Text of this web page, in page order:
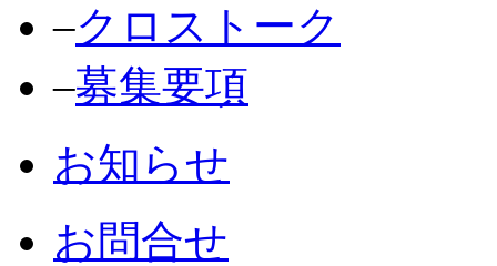
‒クロストーク
‒募集要項
お知らせ
お問合せ